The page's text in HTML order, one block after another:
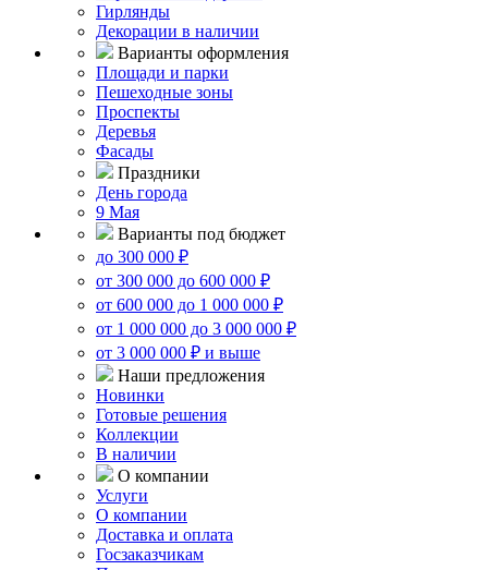
Гирлянды
Декорации в наличии
Варианты оформления
Площади и парки
Пешеходные зоны
Проспекты
Деревья
Фасады
Праздники
День города
9 Мая
Варианты под бюджет
до 300 000 ₽
от 300 000 до 600 000 ₽
от 600 000 до 1 000 000 ₽
от 1 000 000 до 3 000 000 ₽
от 3 000 000 ₽ и выше
Наши предложения
Новинки
Готовые решения
Коллекции
В наличии
О компании
Услуги
О компании
Доставка и оплата
Госзаказчикам